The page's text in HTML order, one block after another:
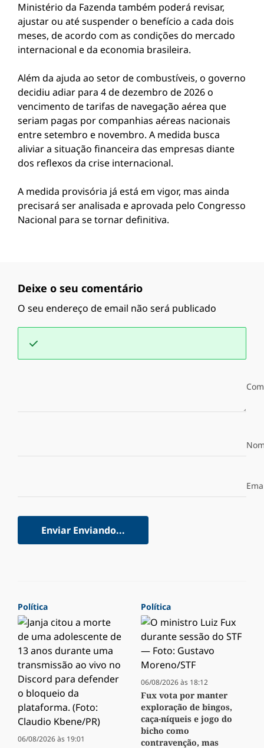
Ministério da Fazenda também poderá revisar,
ajustar ou até suspender o benefício a cada dois
meses, de acordo com as condições do mercado
internacional e da economia brasileira.
Além da ajuda ao setor de combustíveis, o governo
decidiu adiar para 4 de dezembro de 2026 o
vencimento de tarifas de navegação aérea que
seriam pagas por companhias aéreas nacionais
entre setembro e novembro. A medida busca
aliviar a situação financeira das empresas diante
dos reflexos da crise internacional.
A medida provisória já está em vigor, mas ainda
precisará ser analisada e aprovada pelo Congresso
Nacional para se tornar definitiva.
Deixe o seu comentário
O seu endereço de email não será publicado
Enviar Enviando...
Política
06/08/2026 às 19:01
Política
06/08/2026 às 18:12
Fux vota por manter
exploração de bingos,
caça-níqueis e jogo do
bicho como
contravenção, mas